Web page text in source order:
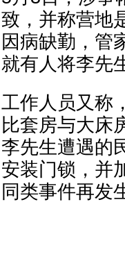
致，并称营地
因病缺勤，管
就有人将李先
工作人员又称
比套房与大床
李先生遭遇的
安装门锁，并
同类事件再发